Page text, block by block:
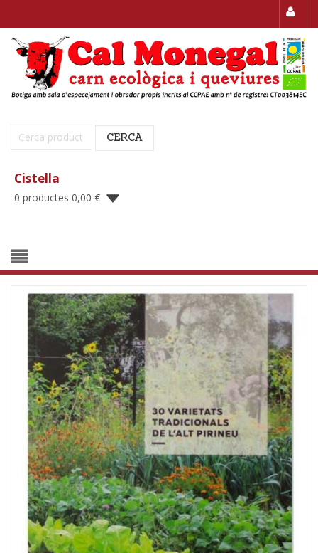
Cerca: CERCA
Cistella
0 productes 0,00 €